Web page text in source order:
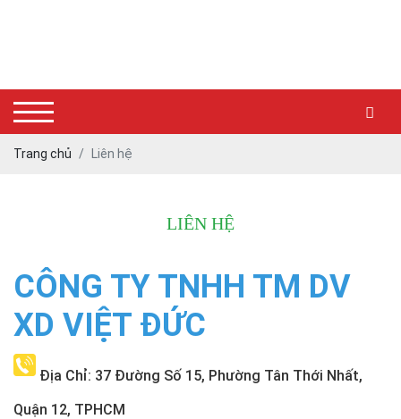
Trang chủ Liên hệ
LIÊN HỆ
CÔNG TY TNHH TM DV
XD VIỆT ĐỨC
Địa Chỉ: 37 Đường Số 15, Phường Tân Thới Nhất,
Quận 12, TPHCM